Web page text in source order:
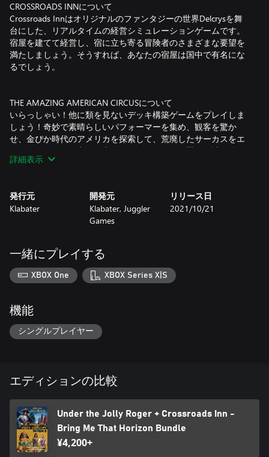
CROSSROADS INNについて
Crossroads Innはオリジナルのファンタジーの世界Delcrysを舞
台にした、リアルタイムの経営シミュレーションゲームです。
宿屋を建てて経営し、宿に立ち寄る冒険者のさまざまな要望を
満たしましょう。そうすれば、あなたの宿屋は国中で有名にな
るでしょう。
THE AMAZING AMERICAN CIRCUSについて
いらっしゃい！他に類を見ないデッキ構築ゲームをプレイしま
しょう！奇妙で素晴らしいパフォーマーを集め、観客を驚か
せ、金ぴか時代のアメリカを探索して、荒廃したサーカスをエ
ンターテイメント帝国に変えていきましょう。賢く、計画的に
プレイすれば、偉大なショーマン、P・T・バーナムから王冠を
詳細表示
発行元
Klabater
開発元
Klabater, Juggler
Games
リリース日
2021/10/21
一緒にプレイする
XBOX One XBOX Series X|S
機能
シングルプレイヤー
エディションの比較
Under the Jolly Roger + Crossroads Inn -
Bring Me That Horizon Bundle
¥4,200+